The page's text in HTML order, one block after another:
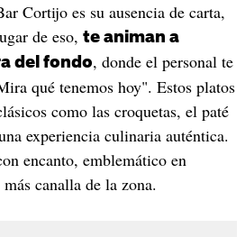
Cortijo es su ausencia de carta,
de eso, te animan a
del fondo, donde el personal te
qué tenemos hoy". Estos platos
como las croquetas, el paté
experiencia culinaria auténtica.
encanto, emblemático en
canalla de la zona.